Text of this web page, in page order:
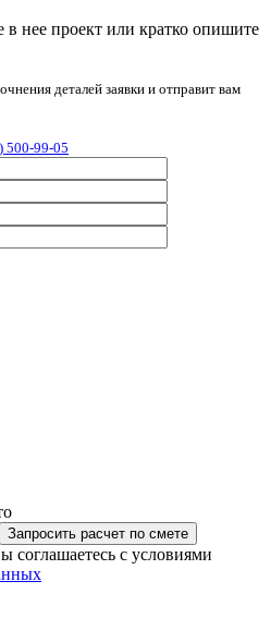
нее проект или кратко опишите
деталей заявки и отправит вам
500-99-05
соглашаетесь с условиями